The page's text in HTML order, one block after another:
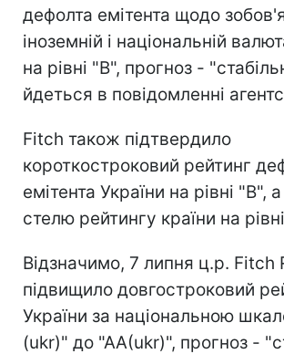
дефолта емітента щодо
іноземній і національній
на рівні "В", прогноз -
йдеться в повідомленні
Fitch також підтвердило
короткостроковий рейтинг
емітента України на рівні "В",
стелю рейтингу країни на
Відзначимо, 7 липня ц.р. Fitch
підвищило довгостроковий
України за національною
(ukr)" до "АА(ukr)", прогноз -